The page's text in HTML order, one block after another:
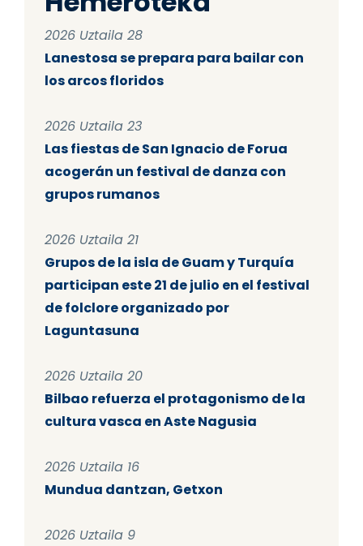
2026 Uztaila 28
Lanestosa se prepara para bailar con
los arcos floridos
2026 Uztaila 23
Las fiestas de San Ignacio de Forua
acogerán un festival de danza con
grupos rumanos
2026 Uztaila 21
Grupos de la isla de Guam y Turquía
participan este 21 de julio en el festival
de folclore organizado por
Laguntasuna
2026 Uztaila 20
Bilbao refuerza el protagonismo de la
cultura vasca en Aste Nagusia
2026 Uztaila 16
Mundua dantzan, Getxon
2026 Uztaila 9